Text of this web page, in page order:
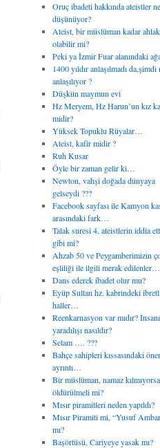
Oruç ibadeti hakkında ateistler ne
düşünüyor?
Ateist, bir müslüman kadar
olabilir mi?
Peki ya İzmir Fuar alanındaki
1400 yıldır anlaşılmadı da,şimdi
anlaşılıyor ?
Düşkün maymun evi
Hz Meryem, Hz Harun’un kız
midir?
Yüksek Topuklu Rüyalar…
Ateist, kafir midir ?
Ruh Kusar
Öyle bir zaman gelir ki…
Newton, vahşi doğada dünyaya
gelseydi ???
Facebook sayfası ile Kamyon
arasındaki fark…
Talak suresi 4, ateistlerin iddia
gibi mi?
Ahzab 50 ve Peygamberimizin
eşliliği ile ilgili merak edilenler…
Dans ederek ibadet olur mu?
Eyüp Sultan hz. kabrindeki
haller…
Reenkarnasyon var mıdır?
yaradılışı nasıldır?
Selam …. ???
Bahçe sahipleri kıssasındaki
ayrıntı…
Bir müslüman, namaz kılmıyorsa
öldürülmeli mi?
Mısır piramitleri neden yapıldı?
Mısır Piramiti mi, “Yusuf
mı?
Başörtüsü, Cariyeye yasak mı?